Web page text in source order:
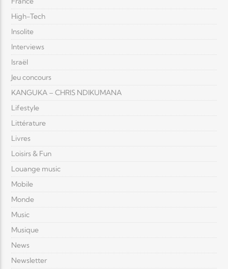
High-Tech
Insolite
Interviews
Israël
Jeu concours
KANGUKA – CHRIS NDIKUMANA
Lifestyle
Littérature
Livres
Loisirs & Fun
Louange music
Mobile
Monde
Music
Musique
News
Newsletter